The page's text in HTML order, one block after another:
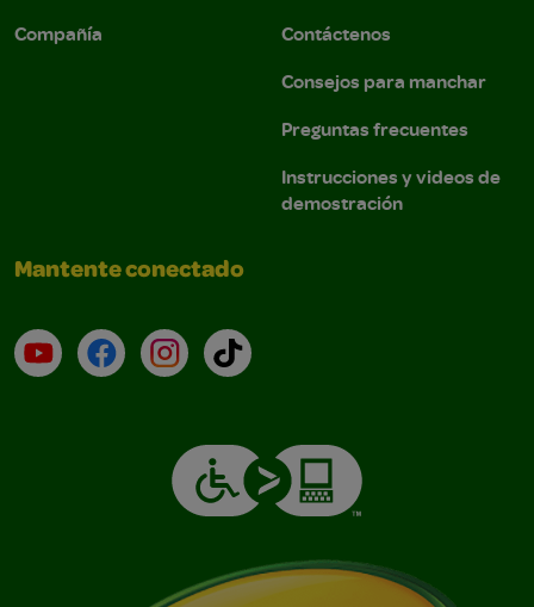
Compañía
Contáctenos
Consejos para manchar
Preguntas frecuentes
Instrucciones y videos de
demostración
Mantente conectado
YouTube (en inglés)
Facebook (en inglés)
Instagram (en inglés)
TikTok